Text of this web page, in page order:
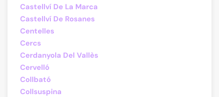
Castellví De La Marca
Castellví De Rosanes
Centelles
Cercs
Cerdanyola Del Vallès
Cervelló
Collbató
Collsuspina